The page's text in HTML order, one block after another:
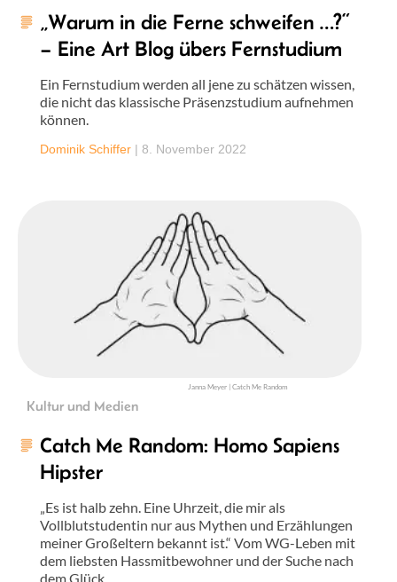
„Warum in die Ferne schweifen …?“
– Eine Art Blog übers Fernstudium
Ein Fernstudium werden all jene zu schätzen wissen,
die nicht das klassische Präsenzstudium aufnehmen
können.
Dominik Schiffer | 8. November 2022
Janna Meyer | Catch Me Random
Kultur und Medien
Catch Me Random: Homo Sapiens
Hipster
„Es ist halb zehn. Eine Uhrzeit, die mir als
Vollblutstudentin nur aus Mythen und Erzählungen
meiner Großeltern bekannt ist.“ Vom WG-Leben mit
dem liebsten Hassmitbewohner und der Suche nach
dem Glück.